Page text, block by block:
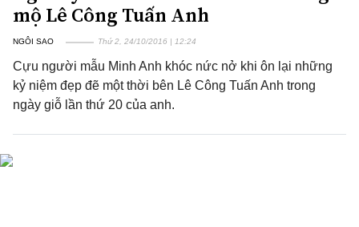
mộ Lê Công Tuấn Anh
NGÔI SAO Thứ 2, 24/10/2016 | 12:24
Cựu người mẫu Minh Anh khóc nức nở khi ôn lại những
kỷ niệm đẹp đẽ một thời bên Lê Công Tuấn Anh trong
ngày giỗ lần thứ 20 của anh.